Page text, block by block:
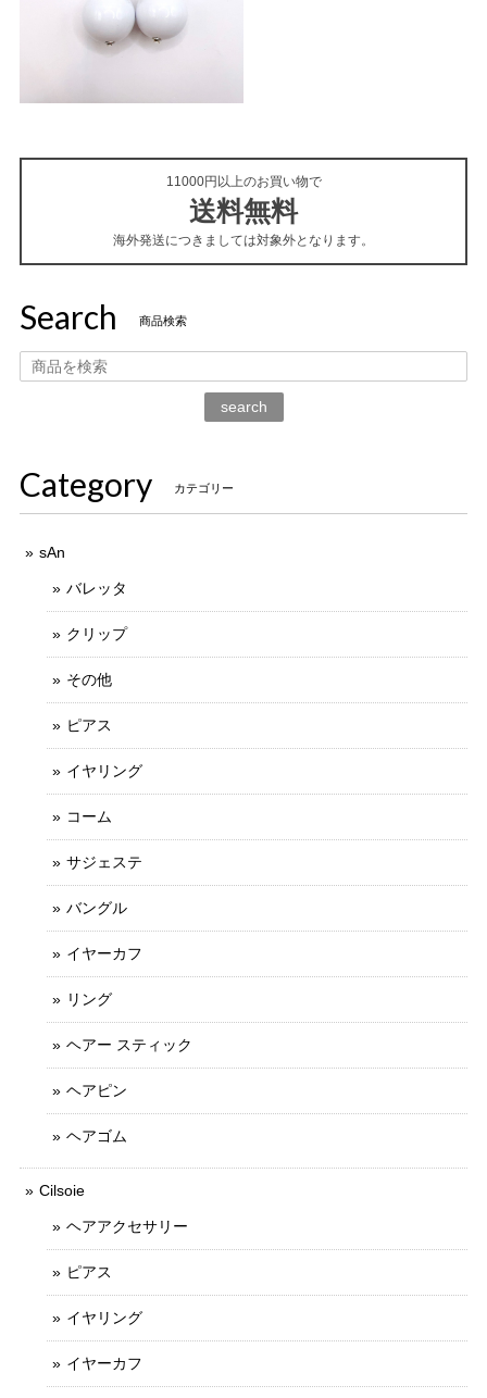
11000円以上のお買い物で
送料無料
海外発送につきましては対象外となります。
Search 商品検索
search
Category カテゴリー
sAn
バレッタ
クリップ
その他
ピアス
イヤリング
コーム
サジェステ
バングル
イヤーカフ
リング
ヘアー スティック
ヘアピン
ヘアゴム
Cilsoie
ヘアアクセサリー
ピアス
イヤリング
イヤーカフ